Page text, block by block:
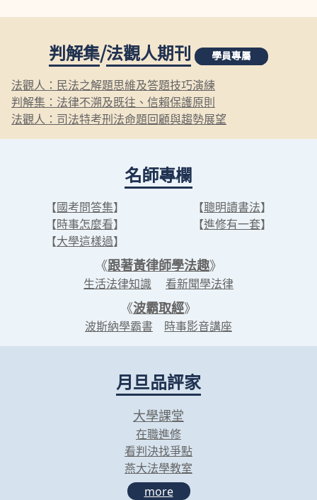
判解集/法觀人期刊 學員專屬
法觀人：民法之解題思維及答題技巧演練
判解集：法律不溯及既往、信賴保護原則
法觀人：司法特考刑法命題回顧與趨勢展望
名師專欄
【國考問答集】 【聰明讀書法】
【時事怎麼看】 【進修有一套】
【大學這樣過】
《跟著黃律師學法趣》
生活法律知識 看新聞學法律
《波霸取經》
波斯納學霸書 時事影音講座
月旦品評家
大學課堂
在職進修
看判決找爭點
燕大法學教室
more